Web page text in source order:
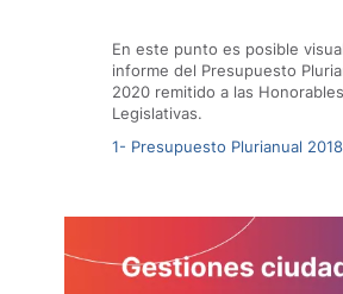
En este punto es posible
informe del Presupuesto
2020 remitido a las
Legislativas.
1- Presupuesto Plurianual